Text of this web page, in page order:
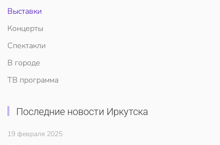
Выставки
Концерты
Спектакли
В городе
ТВ программа
Последние новости Иркутска
19 февраля 2025